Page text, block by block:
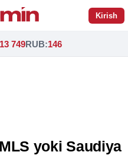
Kirish
13 749RUB:146
yoki Saudiya